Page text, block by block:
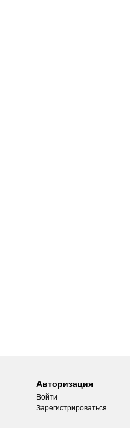
Авторизация
Войти
Зарегистрироваться